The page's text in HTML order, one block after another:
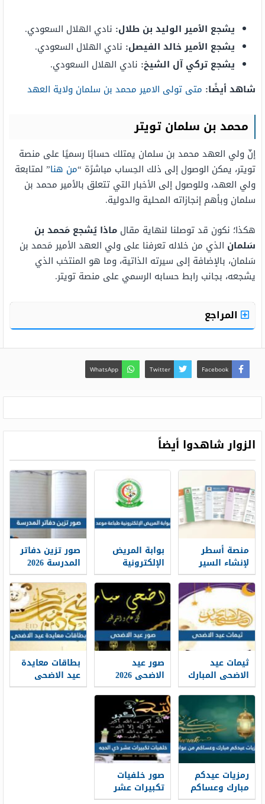
يشجع الأمير الوليد بن طلال: نادي الهلال السعودي.
يشجع الأمير خالد الفيصل: نادي الهلال السعودي.
يشجع تركي آل الشيخ: نادي الهلال السعودي.
شاهد أيضًا: متى تولى الامير محمد بن سلمان ولاية العهد
محمد بن سلمان تويتر
إنّ ولي العهد محمد بن سلمان يمتلك حسابًا رسميًا على منصة
تويتر، يمكن الوصول إلى ذلك الحِساب مباشرًة “من هنا” لمتابعة
ولي العهد، وللوصول إلى الأخبار التي تتعلق بالأمير محمد بن
سلمان وبأهم إنجازاته المحلية والدولية.
هكذا؛ نكون قد توصلنا لنهاية مقال ماذا يُشجع مَحمد بن
سَلمان الذي من خلاله تعرفنا على ولي العهد الأمير مَحمد بن
سَلمان، بالإضافة إلى سيرته الذاتية، وما هو المنتخب الذي
يشجعه، بجانب رابط حسابه الرسمي على منصة تويتر.
المراجع
Facebook
Twitter
WhatsApp
الزوار شاهدوا أيضاً
منصة أسطر
لإنشاء السير
الذاتية: حين
تتحول الخبرات
إلى حكاية
مهنية واضحة
بوابة المريض
الإلكترونية
طباعة موعد
والتسجيل فيه
1448
صور تزين دفاتر
المدرسة 2026
ثيمات عيد
الاضحى المبارك
1448 / 2026
صور عيد
الاضحى 2026
خلفيات تهنئة
عيد الاضحى
جديدة 1448
بطاقات معايدة
عيد الاضحى
المبارك 2026 ،
رمزيات عيدكم
مبارك وعساكم
من عواده 1448 /
صور خلفيات
تكبيرات عشر
ذي الحجة